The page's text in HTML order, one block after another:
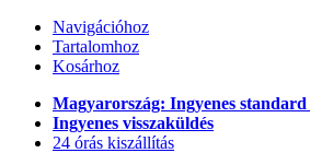
Navigációhoz
Tartalomhoz
Kosárhoz
Magyarország: Ingyenes
Ingyenes visszaküldés
24 órás kiszállítás